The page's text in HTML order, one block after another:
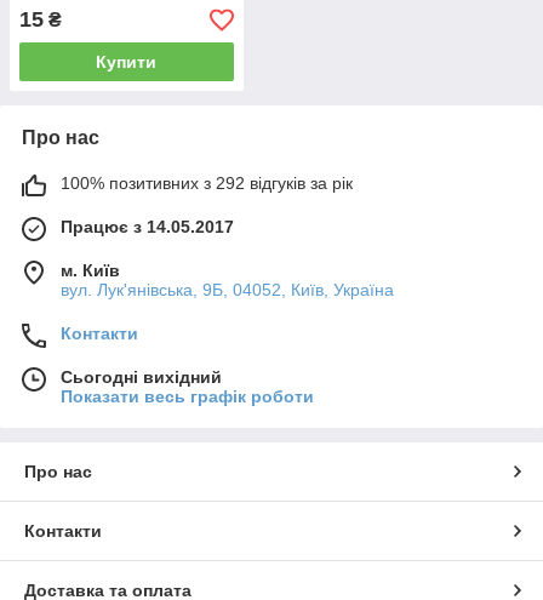
15 ₴
Купити
Про нас
100% позитивних з 292 відгуків за рік
Працює з 14.05.2017
м. Київ
вул. Лук'янівська, 9Б, 04052, Київ, Україна
Контакти
Сьогодні вихідний
Показати весь графік роботи
Про нас
Контакти
Доставка та оплата